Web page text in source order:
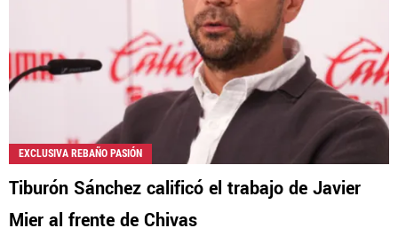
EXCLUSIVA REBAÑO PASIÓN
Tiburón Sánchez calificó el trabajo de Javier
Mier al frente de Chivas